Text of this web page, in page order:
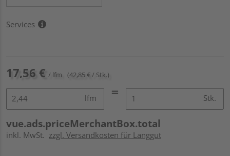
Services
17,56 € / lfm (42,85 € / Stk.)
lfm Stk.
vue.ads.priceMerchantBox.total
inkl. MwSt. zzgl. Versandkosten für Langgut